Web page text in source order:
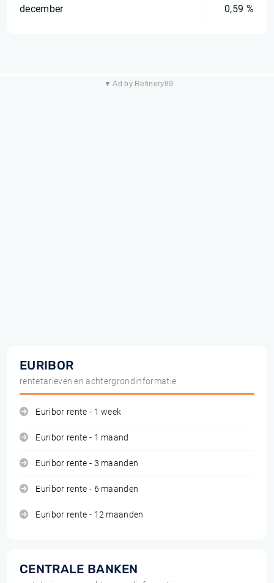
december 0,59 %
▼ Ad by Refinery89
EURIBOR
rentetarieven en achtergrondinformatie
Euribor rente - 1 week
Euribor rente - 1 maand
Euribor rente - 3 maanden
Euribor rente - 6 maanden
Euribor rente - 12 maanden
CENTRALE BANKEN